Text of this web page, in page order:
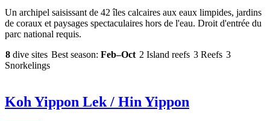
Un archipel saisissant de 42 îles calcaires aux eaux limpides, jardins
de coraux et paysages spectaculaires hors de l'eau. Droit d'entrée du
parc national requis.
8 dive sites Best season: Feb–Oct 2 Island reefs 3 Reefs 3
Snorkelings
Koh Yippon Lek / Hin Yippon